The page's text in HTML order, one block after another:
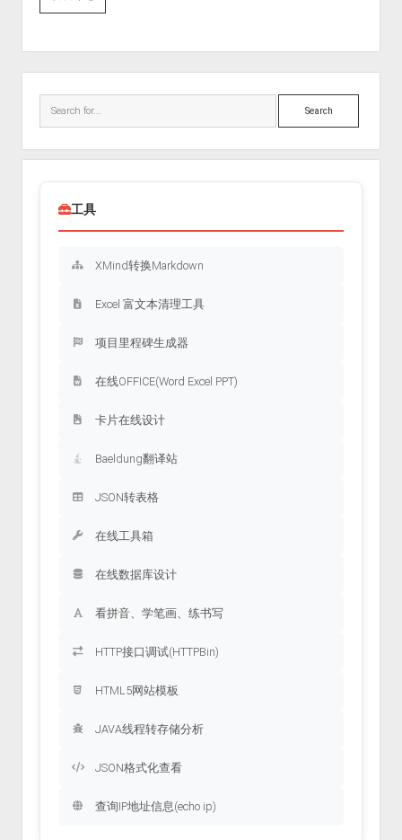
Search
工具
XMind转换Markdown
Excel 富文本清理工具
项目里程碑生成器
在线OFFICE(Word Excel PPT)
卡片在线设计
Baeldung翻译站
JSON转表格
在线工具箱
在线数据库设计
看拼音、学笔画、练书写
HTTP接口调试(HTTPBin)
HTML5网站模板
JAVA线程转存储分析
JSON格式化查看
查询IP地址信息(echo ip)